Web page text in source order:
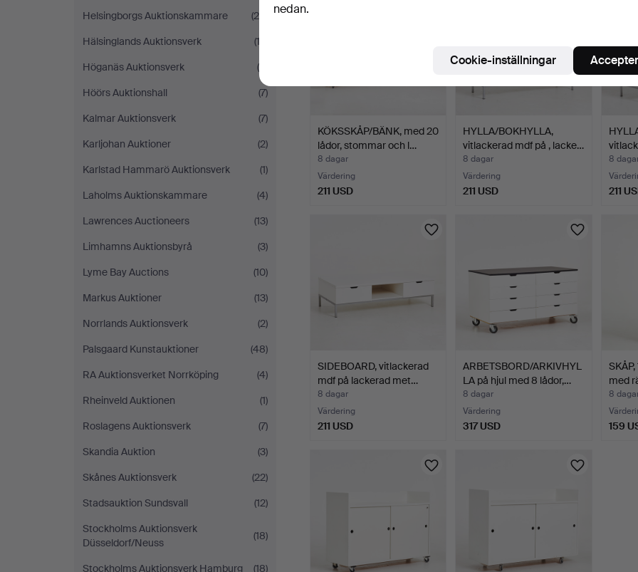
Helsingborgs Auktionskammare
(26)
Hälsinglands Auktionsverk
(12)
Höganäs Auktionsverk
(5)
Höörs Auktionshall
(7)
Kalmar Auktionsverk
(7)
Karljohan Auktioner
(2)
Karlstad Hammarö Auktionsverk
(1)
Laholms Auktionskammare
(4)
Lawrences Auctioneers
(13)
Limhamns Auktionsbyrå
(3)
Lyme Bay Auctions
(10)
Markus Auktioner
(13)
Norrlands Auktionsverk
(2)
Palsgaard Kunstauktioner
(48)
RA Auktionsverket Norrköping
(4)
Rheinveld Auktionen
(1)
Roslagens Auktionsverk
(7)
Skandia Auktion
(3)
Skånes Auktionsverk
(22)
Stadsauktion Sundsvall
(12)
Stockholms Auktionsverk
Düsseldorf/Neuss
(18)
Stockholms Auktionsverk Hamburg
(18)
KÖKSSKÅP/BÄNK, med 20
lådor, stommar och l…
8 dagar
Värdering
211 USD
HYLLA/BOKHYLLA,
vitlackerad mdf på , lacke…
8 dagar
Värdering
211 USD
8
211
SIDEBOARD, vitlackerad
mdf på lackerad met…
8 dagar
Värdering
211 USD
ARBETSBORD/ARKIVHYL
LA på hjul med 8 lådor,…
8 dagar
Värdering
317 USD
med
8
159
nedan.
Cookie-inställningar